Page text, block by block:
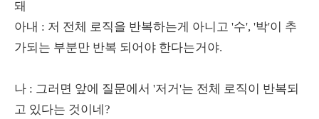
돼
아내 : 저 전체 로직을 반복하는게 아니고 '수', '박'이 추
가되는 부분만 반복 되어야 한다는거야.
나 : 그러면 앞에 질문에서 '저거'는 전체 로직이 반복되
고 있다는 것이네?